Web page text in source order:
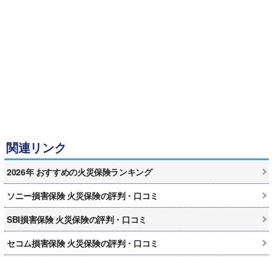
関連リンク
2026年 おすすめの火災保険ランキング
ソニー損害保険 火災保険の評判・口コミ
SBI損害保険 火災保険の評判・口コミ
セコム損害保険 火災保険の評判・口コミ